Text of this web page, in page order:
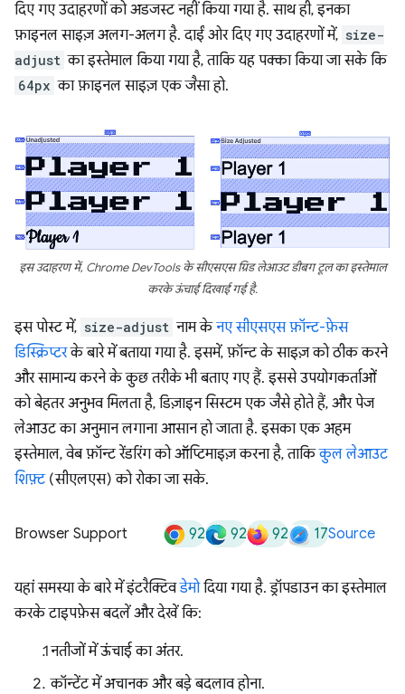
दिए गए उदाहरणों को अडजस्ट नहीं किया गया है. साथ ही, इनका
फ़ाइनल साइज़ अलग-अलग है. दाईं ओर दिए गए उदाहरणों में, size-
adjust का इस्तेमाल किया गया है, ताकि यह पक्का किया जा सके कि
64px का फ़ाइनल साइज़ एक जैसा हो.
इस उदाहरण में, Chrome DevTools के सीएसएस ग्रिड लेआउट डीबग टूल का इस्तेमाल
करके ऊंचाई दिखाई गई है.
इस पोस्ट में, size-adjust नाम केनए सीएसएस फ़ॉन्ट-फ़ेस
डिस्क्रिप्टरके बारे में बताया गया है. इसमें, फ़ॉन्ट के साइज़ को ठीक करने
और सामान्य करने के कुछ तरीके भी बताए गए हैं. इससे उपयोगकर्ताओं
को बेहतर अनुभव मिलता है, डिज़ाइन सिस्टम एक जैसे होते हैं, और पेज
लेआउट का अनुमान लगाना आसान हो जाता है. इसका एक अहम
इस्तेमाल, वेब फ़ॉन्ट रेंडरिंग को ऑप्टिमाइज़ करना है, ताकिकुल लेआउट
शिफ़्ट(सीएलएस) को रोका जा सके.
Browser Support 92 92 92 17Source
यहां समस्या के बारे में इंटरैक्टिवडेमोदिया गया है. ड्रॉपडाउन का इस्तेमाल
करके टाइपफ़ेस बदलें और देखें कि:
नतीजों में ऊंचाई का अंतर.
कॉन्टेंट में अचानक और बड़े बदलाव होना.